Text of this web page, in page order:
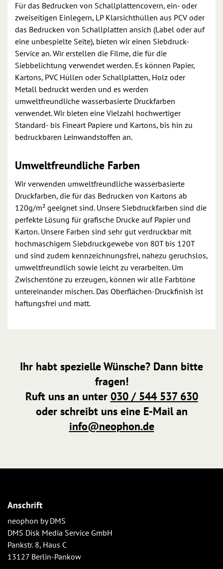
Für das Bedrucken von Schallplattencovern, ein- oder
zweiseitigen Einlegern, LP Klarsichthüllen aus PCV oder
das Bedrucken von Schallplatten ansich (Label oder auf
eine unbespielte Seite), bieten wir einen Siebdruck-
Service an. Wir erstellen die Filme, die für die
Siebbelichtung verwendet werden. Es können Papier,
Kartons, PVC Hüllen oder Schallplatten, Holz oder
Metall bedruckt werden und es werden
umweltfreundliche wasserbasierte Druckfarben
verwendet. Wir bieten eine Vielzahl hochwertiger
Standard- bis Fineart Papiere und Kartons, bis hin zu
bedruckbaren Leinwandstoffen an.
Umweltfreundliche Farben
Wir verwenden umweltfreundliche wasserbasierte
Druckfarben, die für das Bedrucken von Kartons ab
120g/m² geeignet sind. Unsere Siebdruckfarben sind die
perfekte Lösung für grafische Drucke auf Papier und
Karton. Unsere Farben sind sehr gut verdruckbar mit
hochmaschigem Siebdruckgewebe von 80T bis 120T
und sind zudem kennzeichnungsfrei, nahezu geruchslos,
umweltfreundlich sowie leicht zu verarbeiten. Um
Zwischentöne zu erzeugen, können wir alle Farbtöne
untereinander mischen. Das Oberflächen-Druckfinish ist
haftungsfrei und matt.
Ihr habt spezielle Wünsche? Dann bitte
fragen!
Ruft uns an unter 030 / 544 537 630
oder schreibt uns eine E-Mail an
info@neophon.de
Anschrift
neophon by DMS
DMS Disk Media Service GmbH
Pankstr. 8, Haus C
13127 Berlin-Pankow